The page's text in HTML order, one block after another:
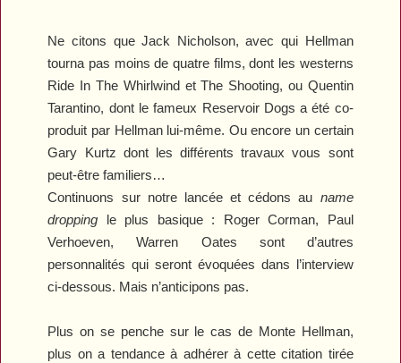
Ne citons que Jack Nicholson, avec qui Hellman
tourna pas moins de quatre films, dont les westerns
Ride In The WhirlwindetThe Shooting, ou Quentin
Tarantino, dont le fameux Reservoir Dogs a été co-
produit par Hellman lui-même. Ou encore un certain
Gary Kurtz dont les différents travaux vous sont
peut-être familiers…
Continuons sur notre lancée et cédons au name
dropping le plus basique : Roger Corman, Paul
Verhoeven, Warren Oates sont d’autres
personnalités qui seront évoquées dans l’interview
ci-dessous. Mais n’anticipons pas.
Plus on se penche sur le cas de Monte Hellman,
plus on a tendance à adhérer à cette citation tirée